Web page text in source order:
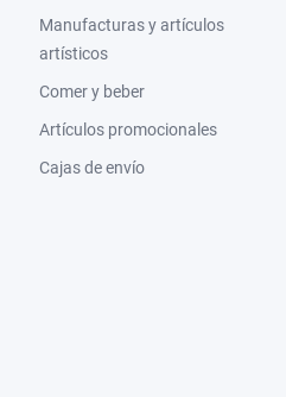
Manufacturas y artículos
artísticos
Comer y beber
Artículos promocionales
Cajas de envío